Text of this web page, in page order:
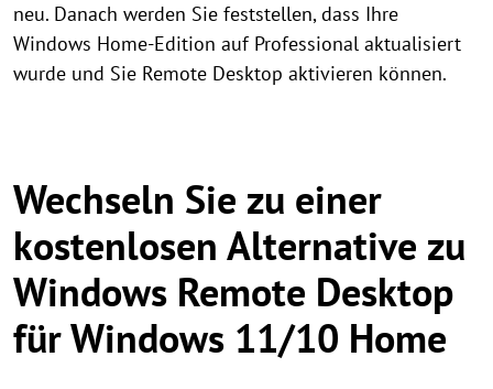
neu. Danach werden Sie feststellen, dass Ihre
Windows Home-Edition auf Professional aktualisiert
wurde und Sie Remote Desktop aktivieren können.
Wechseln Sie zu einer
kostenlosen Alternative zu
Windows Remote Desktop
für Windows 11/10 Home